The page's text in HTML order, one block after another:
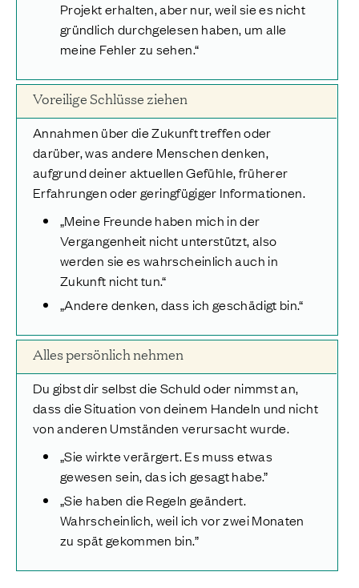
Projekt erhalten, aber nur, weil sie es nicht
gründlich durchgelesen haben, um alle
meine Fehler zu sehen.“
Voreilige Schlüsse ziehen
Annahmen über die Zukunft treffen oder
darüber, was andere Menschen denken,
aufgrund deiner aktuellen Gefühle, früherer
Erfahrungen oder geringfügiger Informationen.
„Meine Freunde haben mich in der
Vergangenheit nicht unterstützt, also
werden sie es wahrscheinlich auch in
Zukunft nicht tun.“
„Andere denken, dass ich geschädigt bin.“
Alles persönlich nehmen
Du gibst dir selbst die Schuld oder nimmst an,
dass die Situation vondeinem Handeln und nicht
von anderen Umständen verursacht wurde.
„Sie wirkte verärgert. Es muss etwas
gewesen sein, das ich gesagt habe.”
„Sie haben die Regeln geändert.
Wahrscheinlich, weil ich vor zwei Monaten
zu spät gekommen bin.”